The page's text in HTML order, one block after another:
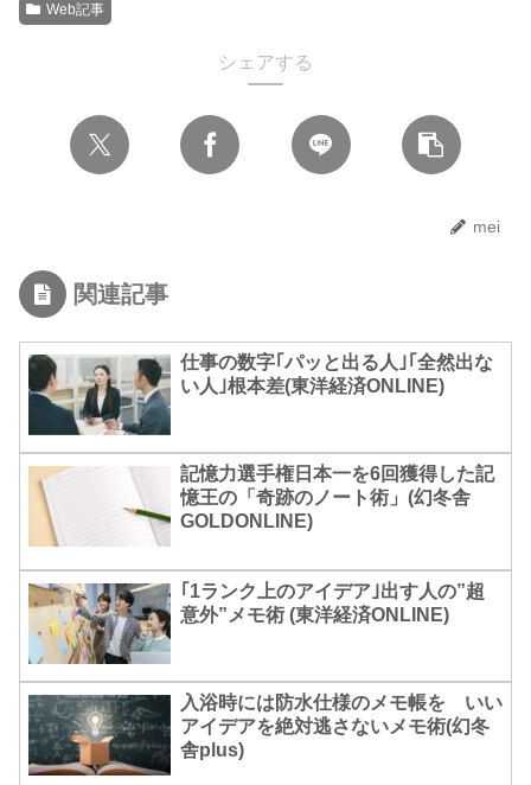
Web記事
シェアする
mei
関連記事
仕事の数字｢パッと出る人｣｢全然出な
い人｣根本差(東洋経済ONLINE)
記憶力選手権日本一を6回獲得した記
憶王の「奇跡のノート術」(幻冬舎
GOLDONLINE)
｢1ランク上のアイデア｣出す人の”超
意外”メモ術 (東洋経済ONLINE)
入浴時には防水仕様のメモ帳を いい
アイデアを絶対逃さないメモ術(幻冬
舎plus)